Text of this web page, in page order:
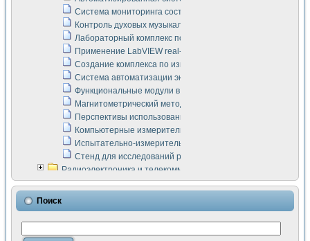
Система мониторинга состояния тяговых
Контроль духовых музыкальных инструментов
Лабораторный комплекс по исследованию элементной
Применение LabVIEW real-time module для
Создание комплекса по измерению скорости подвижного
Система автоматизации экспериментальных
Функциональные модули в стандарте Nl SCXI для
Магнитометрический метод в дефектоскопии сварных
Перспективы использования машинного зрения в
Компьютерные измерительные системы для
Испытательно-измерительный комплекс аппаратуры для
Стенд для исследований рабочих процессов ДВС в
Радиоэлектроника и телекоммуникации
LabVIEW в расчетах радиолиний систем передачи данных
Аппаратно-программный комплекс для исследования
Виртуальный лабораторный стенд для исследования
Измерение шумовых параметров операционных
Измерительный преобразователь на основе цифровой
Поиск